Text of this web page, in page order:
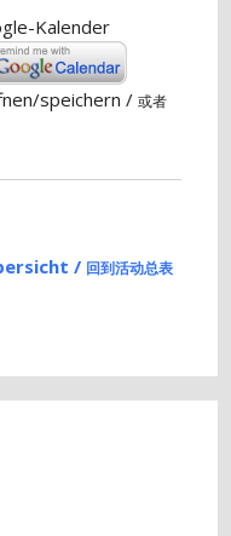
Kalender
speichern /或者
/ 回到活动总表